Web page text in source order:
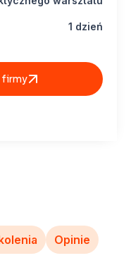
Opinie
1 dzień
firmy